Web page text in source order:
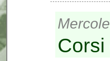
Corsi